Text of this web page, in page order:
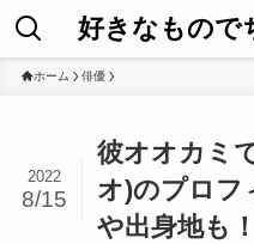
好きなもので
ホーム 俳優
彼オオカミ
オ)のプロフ
や出身地も！
2022
8/15